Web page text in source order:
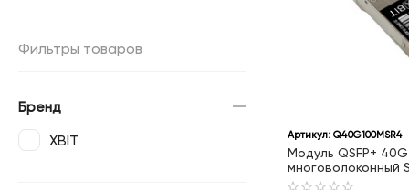
Артикул: Q40G100MSR4
Модуль QSFP+ 40G
многоволоконный
(1.9dB) 100м
Фильтры товаров
Бренд
XBIT